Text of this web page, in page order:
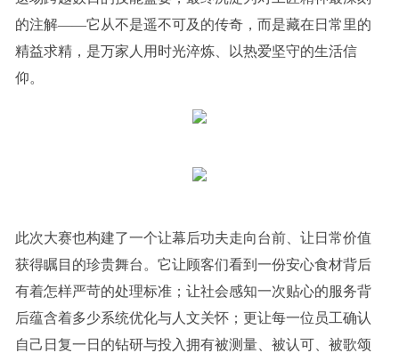
的注解——它从不是遥不可及的传奇，而是藏在日常里的
精益求精，是万家人用时光淬炼、以热爱坚守的生活信
仰。
此次大赛也构建了一个让幕后功夫走向台前、让日常价值
获得瞩目的珍贵舞台。它让顾客们看到一份安心食材背后
有着怎样严苛的处理标准；让社会感知一次贴心的服务背
后蕴含着多少系统优化与人文关怀；更让每一位员工确认
自己日复一日的钻研与投入拥有被测量、被认可、被歌颂